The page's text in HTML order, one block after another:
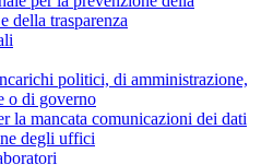
della trasparenza
politici, di amministrazione,
o di governo
la mancata comunicazioni dei dati
degli uffici